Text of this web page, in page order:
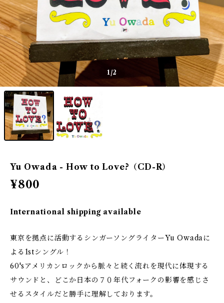
1/2
Yu Owada - How to Love?（CD-R）
¥800
International shipping available
東京を拠点に活動するシンガーソングライターYu Owadaに
よる1stシングル！
60'sアメリカンロックから脈々と続く流れを現代に体現する
サウンドと、どこか日本の７０年代フォークの影響を感じさ
せるスタイルだと勝手に理解しております。